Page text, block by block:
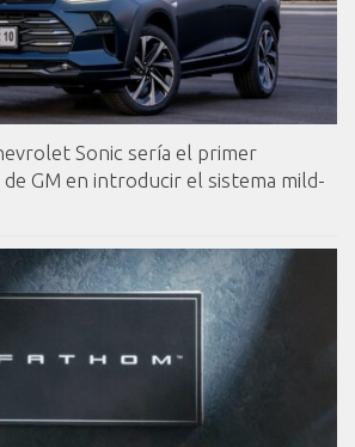
Sonic sería el primer
GM en introducir el sistema mild-